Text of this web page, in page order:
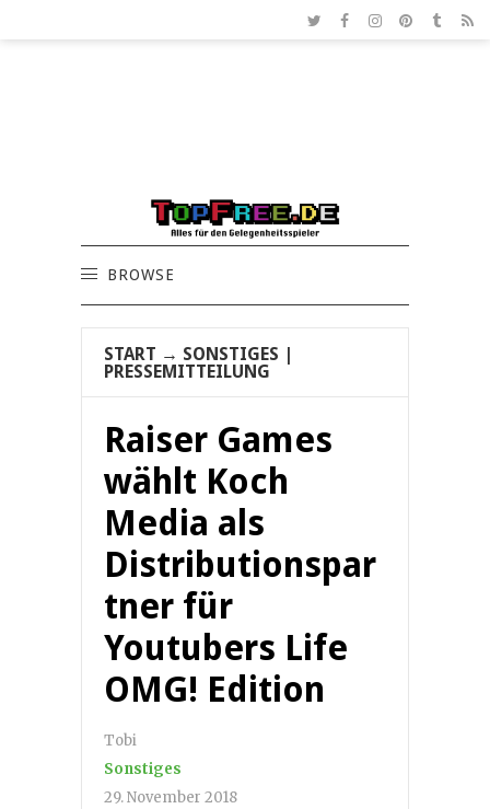
BROWSE
START → SONSTIGES
PRESSEMITTEILUNG
Raiser Games
wählt Koch
Media als
Distributionspar
tner für
Youtubers Life
OMG! Edition
Tobi
Sonstiges
29. November 2018